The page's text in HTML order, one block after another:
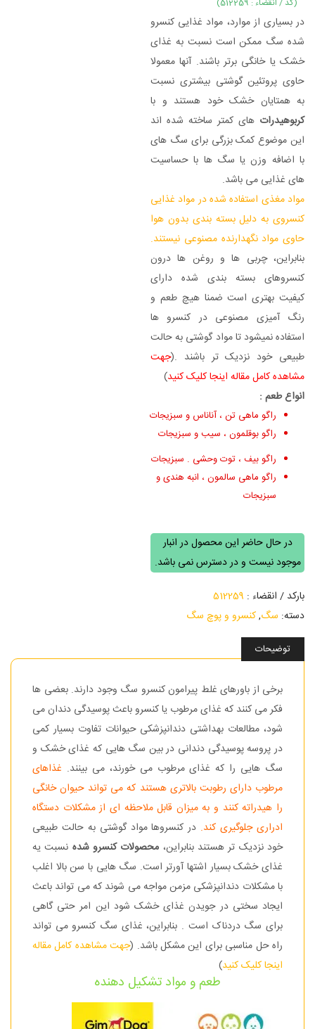
(کد / انقضاء : 512259)
در بسیاری از موارد، مواد غذایی کنسرو
شده سگ ممکن است نسبت به غذای
خشک یا خانگی برتر باشند. آنها معمولا
حاوی پروتئین گوشتی بیشتری نسبت
به همتایان خشک خود هستند و با
کربوهیدرات های کمتر ساخته شده اند
این موضوع کمک بزرگی برای سگ های
با اضافه وزن یا سگ ها با حساسیت
های غذایی می باشد.
مواد مغذی استفاده شده در مواد غذایی
کنسروی به دلیل بسته بندی بدون هوا
حاوی مواد نگهدارنده مصنوعی نیستند.
بنابراین، چربی ها و روغن ها درون
کنسروهای بسته بندی شده دارای
کیفیت بهتری است ضمنا هیچ طعم و
رنگ آمیزی مصنوعی در کنسرو ها
استفاده نمیشود تا مواد گوشتی به حالت
طبیعی خود نزدیک تر باشند .(جهت
مشاهده کامل مقاله اینجا کلیک کنید)
انواع طعم :
راگو ماهی تن ، آناناس و سبزیجات
راگو بوقلمون ، سیب و سبزیجات
راگو بیف ، توت وحشی . سبزیجات
راگو ماهی سالمون ، انبه هندی و
سبزیجات
در حال حاضر این محصول در انبار
موجود نیست و در دسترس نمی باشد.
بارکد / انقضاء : 512259
دسته: سگ,کنسرو و پوچ سگ
توضیحات
برخی از باورهای غلط پیرامون کنسرو سگ وجود دارند. بعضی ها
فکر می کنند که غذای مرطوب یا کنسرو باعث پوسیدگی دندان می
شود، مطالعات بهداشتی دندانپزشکی حیوانات تفاوت بسیار کمی
در پروسه پوسیدگی دندانی در بین سگ هایی که غذای خشک و
سگ هایی را که غذای مرطوب می خورند، می بینند. غذاهای
مرطوب دارای رطوبت بالاتری هستند که می تواند حیوان خانگی
را هیدراته کنند و به میزان قابل ملاحظه ای از مشکلات دستگاه
ادراری جلوگیری کند. در کنسروها مواد گوشتی به حالت طبیعی
خود نزدیک تر هستند بنابراین، محصولات کنسرو شده نسبت یه
غذای خشک بسیار اشتها آورتر است. سگ هایی با سن بالا اغلب
با مشکلات دندانپزشکی مزمن مواجه می شوند که می تواند باعث
ایجاد سختی در جویدن غذای خشک شود این امر حتی گاهی
برای سگ دردناک است . بنابراین، غذای سگ کنسرو می تواند
راه حل مناسبی برای این مشکل باشد. (جهت مشاهده کامل مقاله
اینجا کلیک کنید)
طعم و مواد تشکیل دهنده